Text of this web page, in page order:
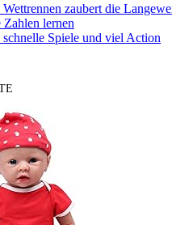
Wettrennen zaubert die
Zahlen lernen
Spiele und viel Action